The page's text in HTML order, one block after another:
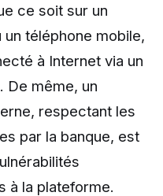
ce soit sur un
téléphone mobile,
à Internet via un
De même, un
respectant les
par la banque, est
à la plateforme.